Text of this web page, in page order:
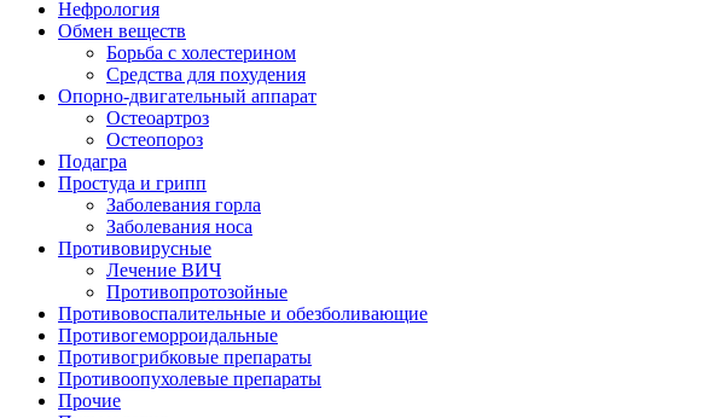
Нефрология
Обмен веществ
Борьба с холестерином
Средства для похудения
Опорно-двигательный аппарат
Остеоартроз
Остеопороз
Подагра
Простуда и грипп
Заболевания горла
Заболевания носа
Противовирусные
Лечение ВИЧ
Противопротозойные
Противовоспалительные и обезболивающие
Противогеморроидальные
Противогрибковые препараты
Противоопухолевые препараты
Прочие